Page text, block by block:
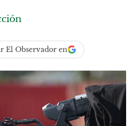
El Observador en